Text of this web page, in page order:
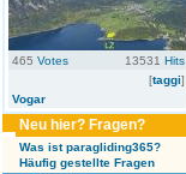
465 Votes 13531 Hits
[taggi]
Vogar
Neu hier? Fragen?
Was ist paragliding365?
Häufig gestellte Fragen